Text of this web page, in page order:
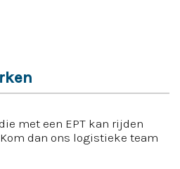
met een EPT kan rijden
dan ons logistieke team